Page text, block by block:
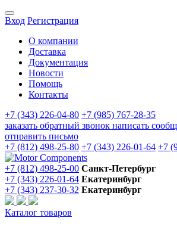
Вход Регистрация
О компании
Доставка
Документация
Новости
Помощь
Контакты
+7 (343) 226-04-80 +7 (985) 767-28-35
заказать обратный звонок написать
отправить письмо
+7 (812) 498-25-80 +7 (343) 226-01-64 +7
+7 (812) 498-25-00 Санкт-Петербург
+7 (343) 226-01-64 Екатеринбург
+7 (343) 237-30-32 Екатеринбург
Каталог товаров